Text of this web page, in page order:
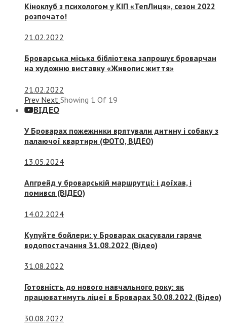
Кіноклуб з психологом у КІП «ТепЛиця», сезон 2022
розпочато!
21.02.2022
Броварська міська бібліотека запрошує броварчан
на художню виставку «Живопис життя»
21.02.2022
Prev Next Showing 1 Of 19
ВІДЕО
У Броварах пожежники врятували дитину і собаку з
палаючої квартири (ФОТО, ВІДЕО)
13.05.2024
Апгрейд у броварській маршрутці: і доїхав, і
помився (ВІДЕО)
14.02.2024
Купуйте бойлери: у Броварах скасували гаряче
водопостачання 31.08.2022 (Відео)
31.08.2022
Готовність до нового навчального року: як
працюватимуть ліцеї в Броварах 30.08.2022 (Відео)
30.08.2022